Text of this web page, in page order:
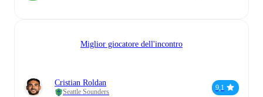
Miglior giocatore dell'incontro
Cristian Roldan
Seattle Sounders
9,1